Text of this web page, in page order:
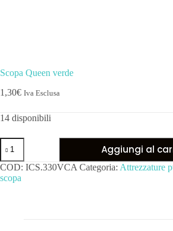
Scopa Queen verde
1,30€ Iva Esclusa
14 disponibili
Aggiungi al
COD: ICS.330VCA Categoria: Attrezzature
scopa